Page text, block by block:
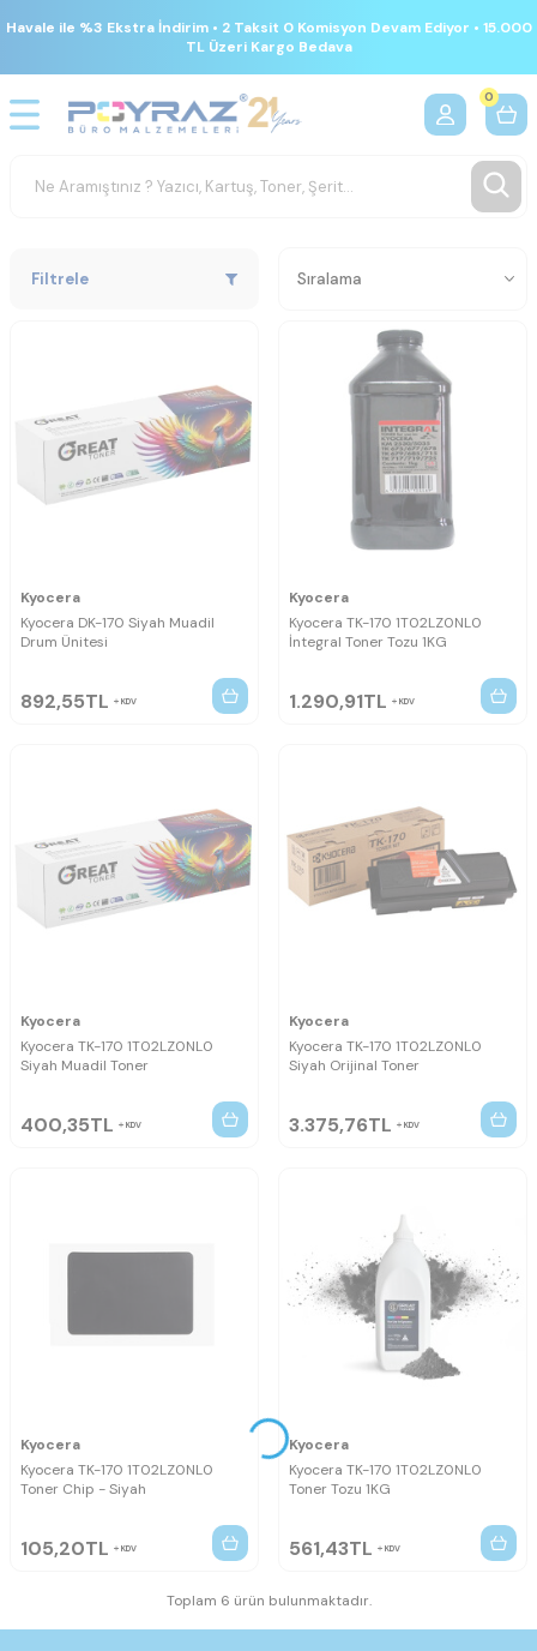
Havale ile %3 Ekstra İndirim • 2 Taksit 0 Komisyon Devam Ediyor • 15.000
TL Üzeri Kargo Bedava
0
Filtrele
Kyocera
Kyocera DK-170 Siyah Muadil
Drum Ünitesi
892,55TL KDV
Kyocera
Kyocera TK-170 1T02LZ0NL0
İntegral Toner Tozu 1KG
1.290,91TL KDV
Kyocera
Kyocera TK-170 1T02LZ0NL0
Siyah Muadil Toner
400,35TL KDV
Kyocera
Kyocera TK-170 1T02LZ0NL0
Siyah Orijinal Toner
3.375,76TL KDV
Kyocera
Kyocera TK-170 1T02LZ0NL0
Toner Chip - Siyah
105,20TL KDV
Kyocera
Kyocera TK-170 1T02LZ0NL0
Toner Tozu 1KG
561,43TL KDV
Toplam 6 ürün bulunmaktadır.